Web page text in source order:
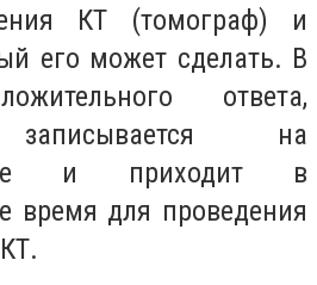
КТ (томограф) и
его может сделать. В
ответа,
на
и приходит в
время для проведения